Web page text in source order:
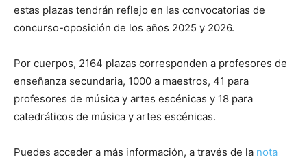
estas plazas tendrán reflejo en las convocatorias de
concurso-oposición de los años 2025 y 2026.
Por cuerpos, 2164 plazas corresponden a profesores de
enseñanza secundaria, 1000 a maestros, 41 para
profesores de música y artes escénicas y 18 para
catedráticos de música y artes escénicas.
Puedes acceder a más información, a través de la nota